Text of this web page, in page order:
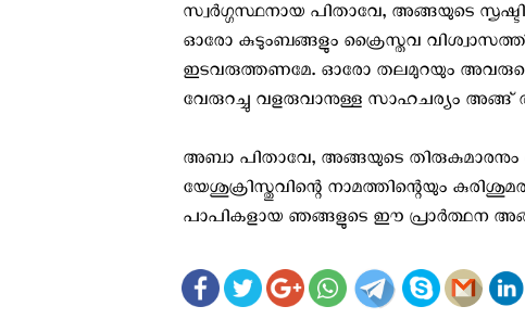
സ്വർഗ്ഗസ്ഥനായ പിതാവേ, അങ്ങയുടെ
ഓരോ കുടുംബങ്ങളും ക്രൈസ്തവ
ഇടവരുത്തണമേ. ഓരോ തലമുറയും അവരുടെ
വേരുറച്ചു വളരുവാനുള്ള സാഹചര്യം അങ്ങ്
അബാ പിതാവേ, അങ്ങയുടെ
യേശുക്രിസ്തുവിന്റെ നാമത്തിന്റെയും
പാപികളായ ഞങ്ങളുടെ ഈ പ്രാർത്ഥന